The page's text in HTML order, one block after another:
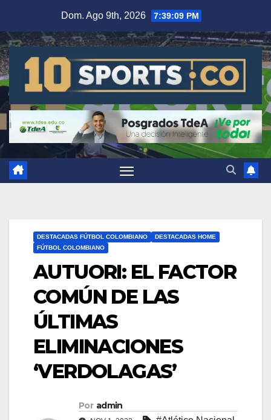
Dom. Ago 9th, 2026 7:39:10 PM
DESTACADAS FÚTBOL COLOMBIANO
DESTACADAS HOME
FÚTBOL COLOMBIANO
AUTUORI: EL FACTOR
COMÚN DE LAS
ÚLTIMAS
ELIMINACIONES
‘VERDOLAGAS’
Por admin